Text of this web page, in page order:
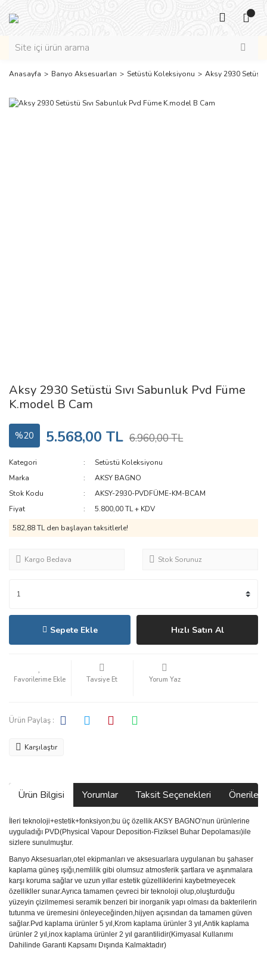
Anasayfa Banyo Aksesuarları Setüstü Koleksiyonu Aksy 2930
Aksy 2930 Setüstü Sıvı Sabunluk Pvd Füme
K.model B Cam
%20 5.568,00 TL 6.960,00 TL
Kategori
Setüstü Koleksiyonu
Marka
AKSY BAGNO
Stok Kodu
AKSY-2930-PVDFÜME-KM-BCAM
Fiyat
5.800,00 TL + KDV
582,88 TL den başlayan taksitlerle!
Kargo Bedava Stok Sorunuz
Sepete Ekle Hızlı Satın Al
Tavsiye Et Yorum Yaz
Ürün Paylaş :
Karşılaştır
Ürün Bilgisi Yorumlar Taksit Seçenekleri
İleri teknoloji+estetik+fonksiyon;bu üç özellik AKSY BAGNO’nun ürünlerine
uyguladığı PVD(Physical Vapour Deposition-Fiziksel Buhar Depolaması)ile
sizlere sunulmuştur.
Banyo Aksesuarları,otel ekipmanları ve aksesuarlara uygulanan bu şahaser
kaplama güneş ışığı,nemlilik gibi olumsuz atmosferik şartlara ve aşınmalara
karşı koruma sağlar ve uzun yıllar estetik güzelliklerini kaybetmeyecek
özellikller sunar.Ayrıca tamamen çevreci bir teknoloji olup,oluşturduğu
yüzeyin çizilmemesi seramik benzeri bir inorganik yapı olması da bakterilerin
tutunma ve üremesini önleyeceğinden,hijyen açısından da tamamen güven
sağlar.Pvd kaplama ürünler 5 yıl,Krom kaplama ürünler 3 yıl,Antik kaplama
ürünler 2 yıl,inox kaplama ürünler 2 yıl garantilidir(Kimyasal Kullanımı
Dahilinde Garanti Kapsamı Dışında Kalmaktadır)